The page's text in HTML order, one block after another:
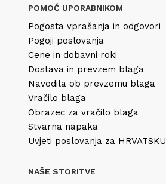
POMOČ UPORABNIKOM
Pogosta vprašanja in odgovori
Pogoji poslovanja
Cene in dobavni roki
Dostava in prevzem blaga
Navodila ob prevzemu blaga
Vračilo blaga
Obrazec za vračilo blaga
Stvarna napaka
Uvjeti poslovanja za HRVATSKU
NAŠE STORITVE